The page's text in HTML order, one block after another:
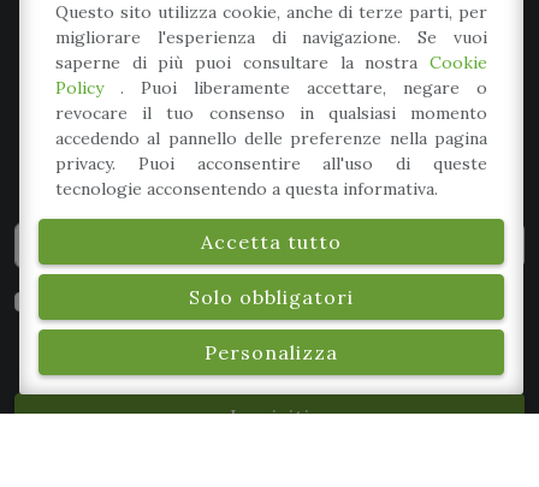
Iscriviti alla Newsletter
Iscriviti alla nostra newsletter per rimanere in
contatto con noi. Non ti invieremo materiale sgradito
o spam, e potrai cancellarti in ogni momento.
Dichiaro di aver preso visione della
privacye, autorizzo il trattamento dei miei dati
personali.*
Iscriviti
Questo sito utilizza cookie, anche di terze parti, per
migliorare l'esperienza di navigazione. Se vuoi
saperne di più puoi consultare la nostra Cookie
Policy . Puoi liberamente accettare, negare o
revocare il tuo consenso in qualsiasi momento
accedendo al pannello delle preferenze nella pagina
privacy. Puoi acconsentire all'uso di queste
tecnologie acconsentendo a questa informativa.
Accetta tutto
Solo obbligatori
Personalizza